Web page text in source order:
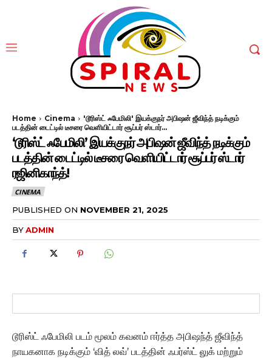
Home Cinema
'டூரிஸ்ட் ஃபேமிலி' இயக்குநர் அபிஷன் ஜீவிந்த் நடிக்கும்
படத்தின் டைட்டில் டீசரை வெளியிட்டார் சூப்பர் ஸ்டார்...
‘டூரிஸ்ட் ஃபேமிலி’ இயக்குநர் அபிஷன் ஜீவிந்த் நடிக்கும்
படத்தின் டைட்டில் டீசரை வெளியிட்டார் சூப்பர் ஸ்டார்
ரஜினிகாந்த்!
CINEMA
PUBLISHED ON NOVEMBER 21, 2025
BYADMIN
டூரிஸ்ட் ஃபேமிலி படம் மூலம் கவனம் ஈர்த்த அபிஷந்த் ஜீவிந்த்
நாயகனாக நடிக்கும் ‘வித் லவ்’ படத்தின் ஃபர்ஸ்ட் லுக் மற்றும்